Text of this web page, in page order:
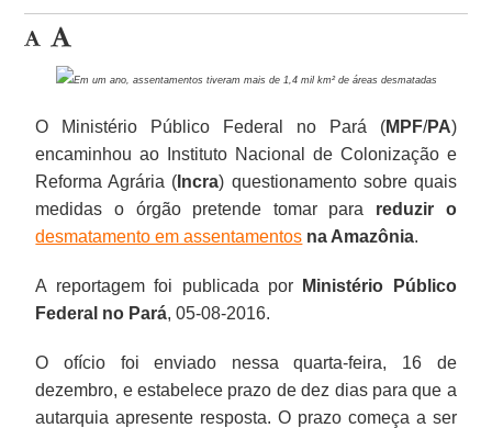
Em um ano, assentamentos tiveram mais de 1,4 mil km² de áreas desmatadas
O Ministério Público Federal no Pará (MPF/PA)
encaminhou ao Instituto Nacional de Colonização e
Reforma Agrária ( Incra) questionamento sobre quais
medidas o órgão pretende tomar para reduzir o
desmatamento em assentamentos na Amazônia.
A reportagem foi publicada por
Ministério Público
Federal no Pará, 05-08-2016.
O ofício foi enviado nessa quarta-feira, 16 de
dezembro, e estabelece prazo de dez dias para que a
autarquia apresente resposta. O prazo começa a ser